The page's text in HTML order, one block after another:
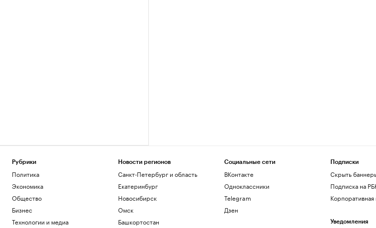
Рубрики
Политика
Экономика
Общество
Бизнес
Технологии и медиа
Новости регионов
Санкт-Петербург и область
Екатеринбург
Новосибирск
Омск
Башкортостан
Социальные сети
ВКонтакте
Одноклассники
Telegram
Дзен
Подписки
Скрыть
Подписка на
Уведомления